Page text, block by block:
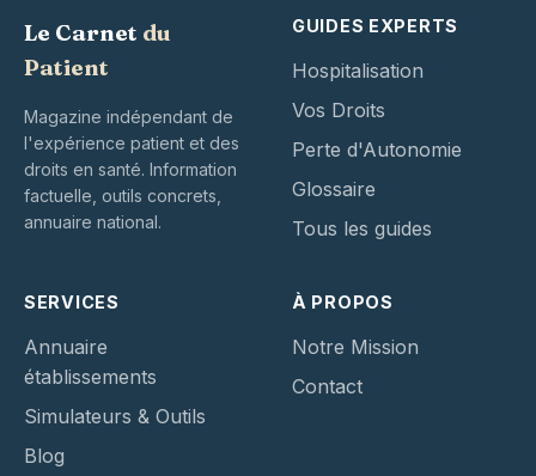
Le Carnet du
Patient
Magazine indépendant de
l'expérience patient et des
droits en santé. Information
factuelle, outils concrets,
annuaire national.
GUIDES EXPERTS
Hospitalisation
Vos Droits
Perte d'Autonomie
Glossaire
Tous les guides
SERVICES
Annuaire
établissements
Simulateurs & Outils
Blog
À PROPOS
Notre Mission
Contact